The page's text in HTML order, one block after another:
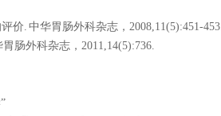
. 中华胃肠外科杂志，2008,11(5):451-453.
外科杂志，2011,14(5):736.